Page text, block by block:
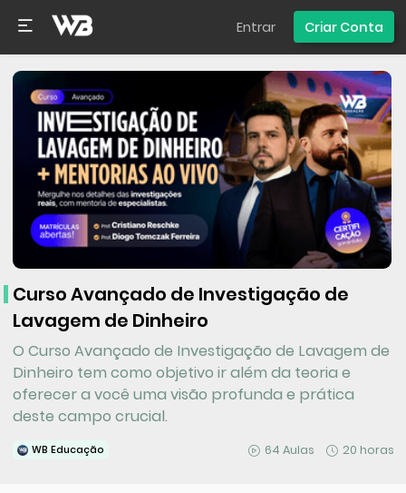
Entrar Criar Conta
Curso Avançado de Investigação de
Lavagem de Dinheiro
O Curso Avançado de Investigação de Lavagem de
Dinheiro tem como objetivo ir além da teoria e
oferecer a você uma visão profunda e prática
deste campo crucial.
WB Educação 64 Aulas 20 horas